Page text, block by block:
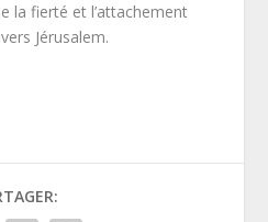
la fierté et l’attachement
Jérusalem.